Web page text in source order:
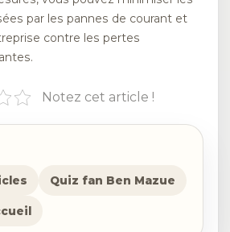
par les pannes de courant et
contre les pertes
Notez cet article !
Quiz fan Ben Mazue